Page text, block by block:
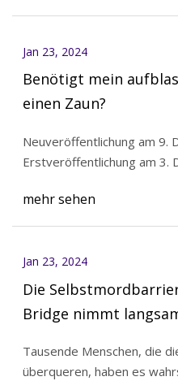
Jan 23, 2024
Benötigt mein
einen Zaun?
Neuveröffentlichung am 9.
Erstveröffentlichung am 3.
mehr sehen
Jan 23, 2024
Die
Bridge nimmt
Tausende Menschen, die
überqueren, haben es